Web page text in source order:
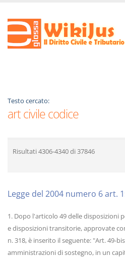
Testo cercato:
art civile codice
Risultati 4306-4340di 37846
Legge del 2004 numero 6 art.
1. Dopo l'articolo 49 delle disposizioni
e disposizioni transitorie, approvate
n. 318, è inserito il seguente: "Art. 49-
amministrazioni di sostegno, in un